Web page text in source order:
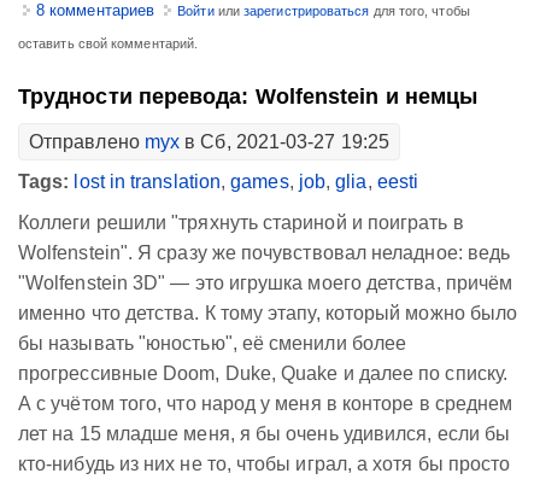
8 комментариев Войтиилизарегистрироваться для того, чтобы
оставить свой комментарий.
Трудности перевода: Wolfenstein и немцы
Отправлено myx в Сб, 2021-03-27 19:25
Tags: lost in translation,games, job,glia, eesti
Коллеги решили "тряхнуть стариной и поиграть в
Wolfenstein". Я сразу же почувствовал неладное: ведь
"Wolfenstein 3D" — это игрушка моего детства, причём
именно что детства. К тому этапу, который можно было
бы называть "юностью", её сменили более
прогрессивные Doom, Duke, Quake и далее по списку.
А с учётом того, что народ у меня в конторе в среднем
лет на 15 младше меня, я бы очень удивился, если бы
кто-нибудь из них не то, чтобы играл, а хотя бы просто